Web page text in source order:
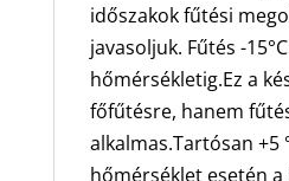
időszakok fűtési
javasoljuk. Fűtés -
hőmérsékletig.Ez a
főfűtésre, hanem
alkalmas.Tartósan +5
hőmérséklet esetén